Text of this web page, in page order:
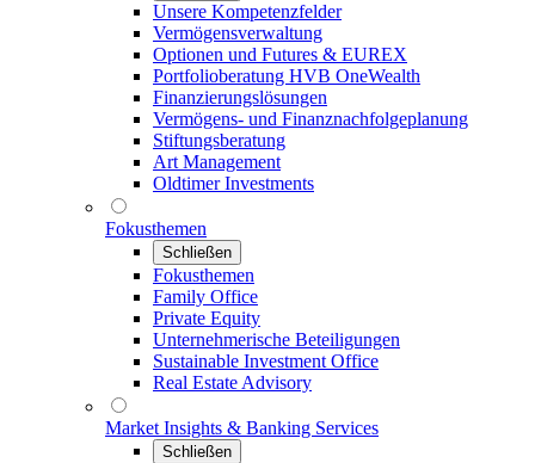
Unsere Kompetenzfelder
Vermögensverwaltung
Optionen und Futures & EUREX
Portfolioberatung HVB OneWealth
Finanzierungslösungen
Vermögens- und Finanznachfolgeplanung
Stiftungsberatung
Art Management
Oldtimer Investments
Fokusthemen
Schließen
Fokusthemen
Family Office
Private Equity
Unternehmerische Beteiligungen
Sustainable Investment Office
Real Estate Advisory
Market Insights & Banking Services
Schließen